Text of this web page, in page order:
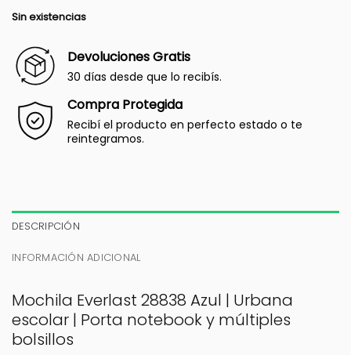
Sin existencias
Devoluciones Gratis
30 días desde que lo recibís.
Compra Protegida
Recibí el producto en perfecto estado o te
reintegramos.
DESCRIPCIÓN
INFORMACIÓN ADICIONAL
Mochila Everlast 28838 Azul | Urbana
escolar | Porta notebook y múltiples
bolsillos